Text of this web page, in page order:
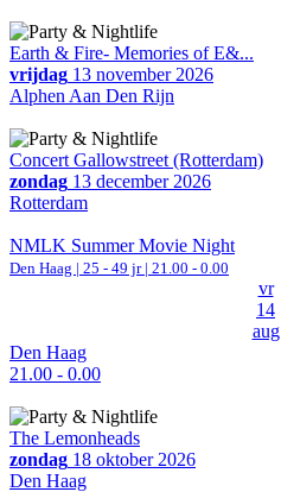
Earth & Fire- Memories of E&...
vrijdag 13 november 2026
Alphen Aan Den Rijn
Concert Gallowstreet (Rotterdam)
zondag 13 december 2026
Rotterdam
NMLK Summer Movie Night
Den Haag | 25 - 49 jr | 21.00 - 0.00
vr
14
aug
Den Haag
21.00 - 0.00
The Lemonheads
zondag 18 oktober 2026
Den Haag